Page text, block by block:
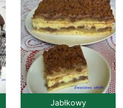
Jabłkowy